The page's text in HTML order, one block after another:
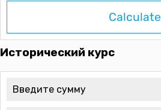
Calculate
Исторический курс